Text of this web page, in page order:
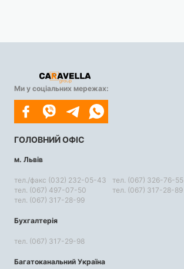
Ми у соціальних мережах:
ГОЛОВНИЙ ОФІС
м. Львів
тел./факс (032) 232-05-43
тел. (067) 497-07-50
тел. (067) 317-28-99
тел. (067) 326-76-55
тел. (067) 317-28-89
Бухгалтерія
тел. (067) 317-29-98
Багатоканальний Україна